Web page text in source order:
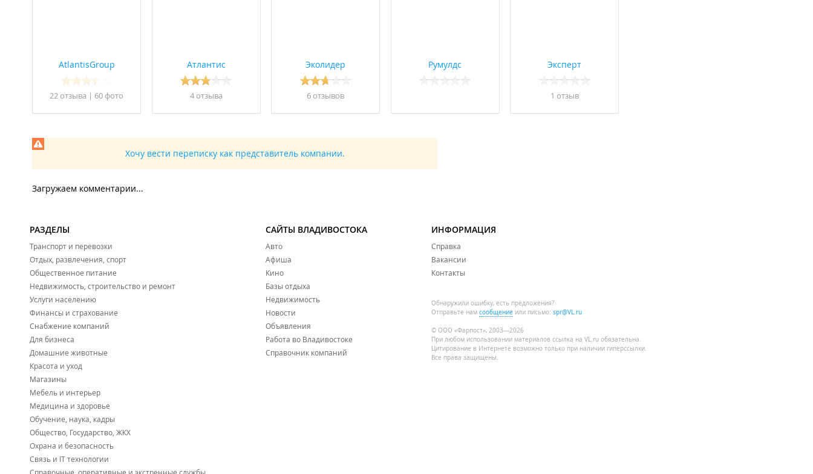
AtlantisGroup
22 отзывa | 60 фото
Атлантис
4 отзывa
Эколидер
6 отзывов
Румулдс Эксперт
1 отзыв
Хочу вести переписку как представитель компании.
Загружаем комментарии...
РАЗДЕЛЫ
Транспорт и перевозки
Отдых, развлечения, спорт
Общественное питание
Недвижимость, строительство и ремонт
Услуги населению
Финансы и страхование
Снабжение компаний
Для бизнеса
Домашние животные
Красота и уход
Магазины
Мебель и интерьер
Медицина и здоровье
Обучение, наука, кадры
Общество, Государство, ЖКХ
Охрана и безопасность
Связь и IT технологии
САЙТЫ ВЛАДИВОСТОКА
Авто
Афиша
Кино
Базы отдыха
Недвижимость
Новости
Объявления
Работа во Владивостоке
Справочник компаний
ИНФОРМАЦИЯ
Справка
Вакансии
Контакты
Обнаружили ошибку, есть предложения?
Отправьте нам сообщение или письмо: spr@VL.ru
© ООО «Фарпост», 2003—2026
При любом использовании материалов ссылка на VL.ru обязательна.
Цитирование в Интернете возможно только при наличии гиперссылки.
Все права защищены.